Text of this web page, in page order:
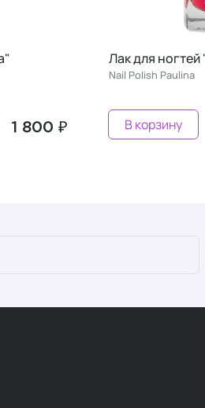
1 800 ₽
Лак для
Nail Polish Ines
Предзаказ